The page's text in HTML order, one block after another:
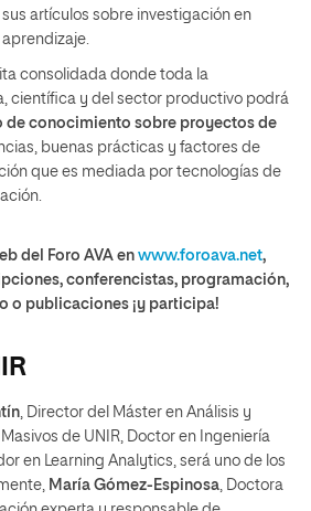
artículos sobre investigación en
consolidada donde toda la
científica y del sector productivo podrá
de conocimiento sobre proyectos de
buenas prácticas y factores de
que es mediada por tecnologías de
del Foro AVA en www.foroava.net,
conferencistas, programación,
o publicaciones ¡y participa!
, Director del Máster en Análisis y
de UNIR, Doctor en Ingeniería
en Learning Analytics, será uno de los
María Gómez-Espinosa , Doctora